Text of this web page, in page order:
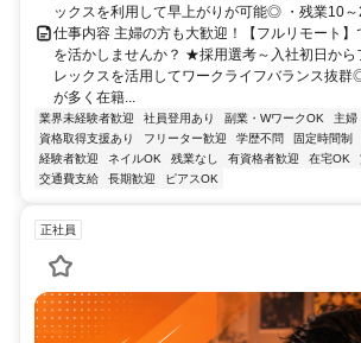
ックスを利用して早上がりが可能◎ ・残業10
仕事内容 主婦の方も大歓迎！【フルリモート
を活かしませんか？ ★採用選考～入社初日か
レックスを活用してワークライフバランス抜
が多く在籍...
業界未経験者歓迎 社員登用あり 副業・WワークOK
主婦
資格取得支援あり
フリーター歓迎 学歴不問 固定時間制
経験者歓迎
ネイルOK 残業なし 有資格者歓迎 在宅OK
交通費支給
長期歓迎 ピアスOK
正社員